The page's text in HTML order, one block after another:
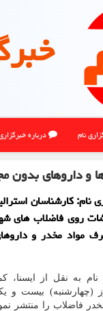
نام درباره
داروهای بدون
نام: کارشناسان
روی فاضلاب های
مواد مخدر و
به نقل از ایسنا،
فاضلاب را منتشر